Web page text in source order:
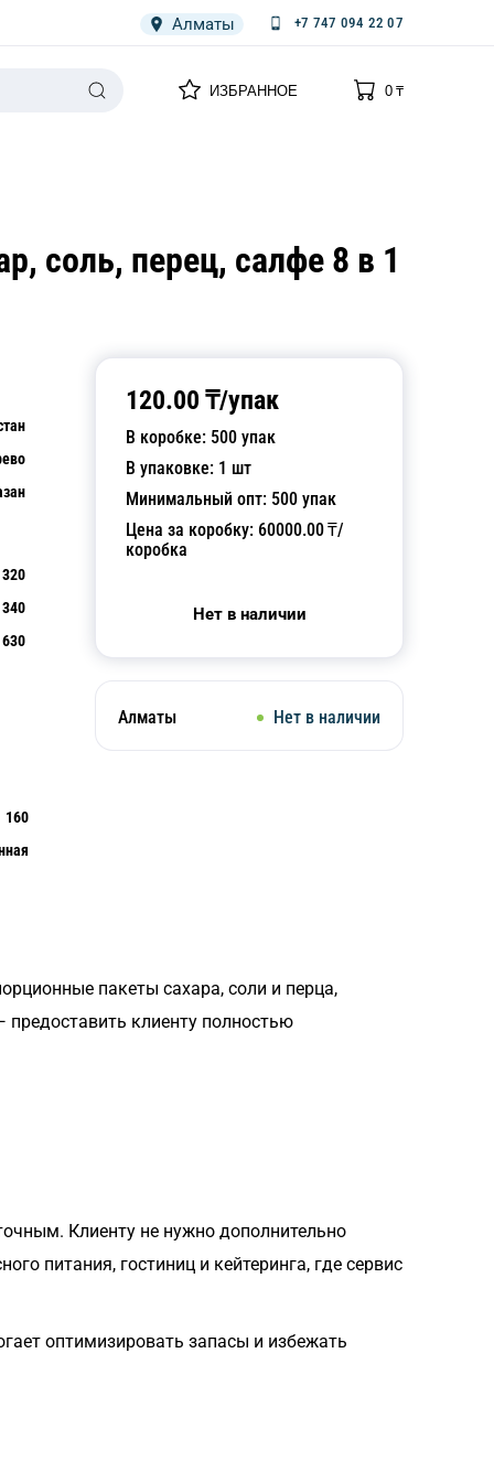
Алматы +7 747 094 22 07
ИЗБРАННОЕ
0
0₸
соль, перец, салфе 8 в 1
120.00 ₸/упак
В коробке: 500 упак
В упаковке: 1 шт
Минимальный опт: 500 упак
Цена за коробку: 60000.00₸/
коробка
Нет в наличии
Алматы Нет в наличии
320
340
630
160
пакеты сахара, соли и перца,
клиенту полностью
Клиенту не нужно дополнительно
питания, гостиниц и кейтеринга, где сервис
оптимизировать запасы и избежать